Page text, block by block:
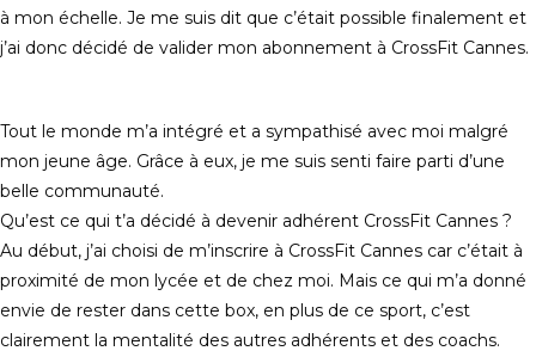
à mon échelle. Je me suis dit que c’était possible finalement et
j’ai donc décidé de valider mon abonnement à CrossFit Cannes.
Tout le monde m’a intégré et a sympathisé avec moi malgré
mon jeune âge. Grâce à eux, je me suis senti faire parti d’une
belle communauté.
Qu’est ce qui t’a décidé à devenir adhérent CrossFit Cannes ?
Au début, j’ai choisi de m’inscrire à CrossFit Cannes car c’était à
proximité de mon lycée et de chez moi. Mais ce qui m’a donné
envie de rester dans cette box, en plus de ce sport, c’est
clairement la mentalité des autres adhérents et des coachs.